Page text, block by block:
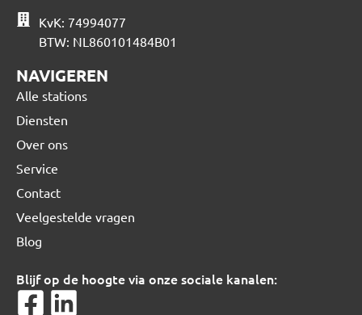
KvK: 74994077
BTW: NL860101484B01
NAVIGEREN
Alle stations
Diensten
Over ons
Service
Contact
Veelgestelde vragen
Blog
Blijf op de hoogte via onze sociale kanalen: